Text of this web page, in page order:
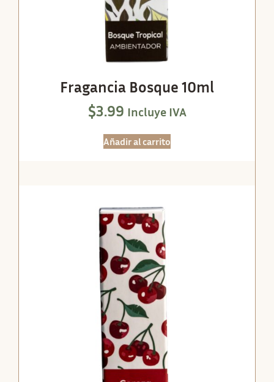
Fragancia Bosque 10ml
$3.99 Incluye IVA
Añadir al carrito